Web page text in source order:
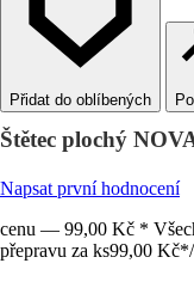
Štětec plochý
Napsat první hodnocení
cenu — 99,00 Kč *
přepravu za ks99,00 Kč*/